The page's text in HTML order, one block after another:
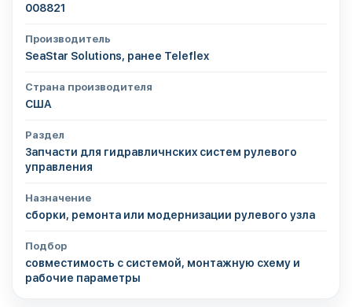
008821
Производитель
SeaStar Solutions, ранее Teleflex
Страна производителя
США
Раздел
Запчасти для гидравличнских систем рулевого
управления
Назначение
сборки, ремонта или модернизации рулевого узла
Подбор
совместимость с системой, монтажную схему и
рабочие параметры